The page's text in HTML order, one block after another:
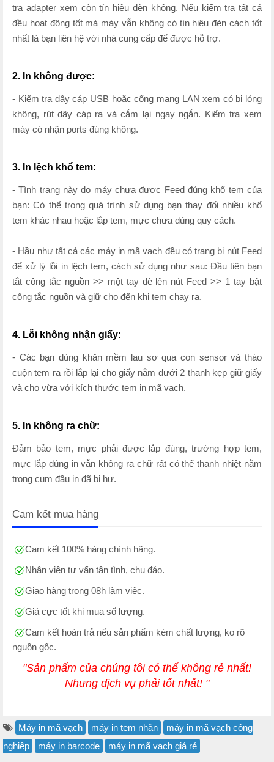
tra adapter xem còn tín hiệu đèn không. Nếu kiểm tra tất cả
đều hoạt động tốt mà máy vẫn không có tín hiệu đèn cách tốt
nhất là bạn liên hệ với nhà cung cấp để được hỗ trợ.
2. In không được:
- Kiểm tra dây cáp USB hoặc cổng mạng LAN xem có bị lỏng
không, rút dây cáp ra và cắm lại ngay ngắn. Kiểm tra xem
máy có nhận ports đúng không.
3. In lệch khổ tem:
- Tình trạng này do máy chưa được Feed đúng khổ tem của
bạn: Có thể trong quá trình sử dụng bạn thay đổi nhiều khổ
tem khác nhau hoặc lắp tem, mực chưa đúng quy cách.
- Hầu như tất cả các máy in mã vạch đều có trạng bị nút Feed
để xử lý lỗi in lệch tem, cách sử dụng như sau: Đầu tiên bạn
tắt công tắc nguồn >> một tay đè lên nút Feed >> 1 tay bật
công tắc nguồn và giữ cho đến khi tem chạy ra.
4. Lỗi không nhận giấy:
- Các bạn dùng khăn mềm lau sơ qua con sensor và tháo
cuộn tem ra rồi lắp lại cho giấy nằm dưới 2 thanh kẹp giữ giấy
và cho vừa với kích thước tem in mã vạch.
5. In không ra chữ:
Đảm bảo tem, mực phải được lắp đúng, trường hợp tem,
mực lắp đúng in vẫn không ra chữ rất có thể thanh nhiệt nằm
trong cụm đầu in đã bị hư.
Cam kết mua hàng
Cam kết 100% hàng chính hãng.
Nhân viên tư vấn tận tình, chu đáo.
Giao hàng trong 08h làm việc.
Giá cực tốt khi mua số lượng.
Cam kết hoàn trả nếu sản phẩm kém chất lượng, ko rõ
nguồn gốc.
"Sản phẩm của chúng tôi có thể không rẻ nhất!
Nhưng dịch vụ phải tốt nhất! "
Máy in mã vạch máy in tem nhãn
máy in mã vạch công
nghiệp
máy in barcode máy in mã vạch giá rẻ